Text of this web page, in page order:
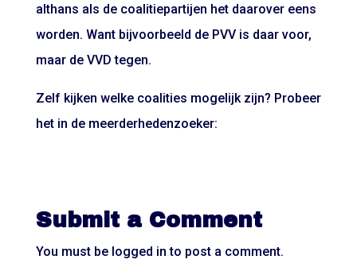
althans als de coalitiepartijen het daarover eens
worden. Want bijvoorbeeld de PVV is daar voor,
maar de VVD tegen.
Zelf kijken welke coalities mogelijk zijn? Probeer
het in de meerderhedenzoeker:
Submit a Comment
You must be logged in to post a comment.